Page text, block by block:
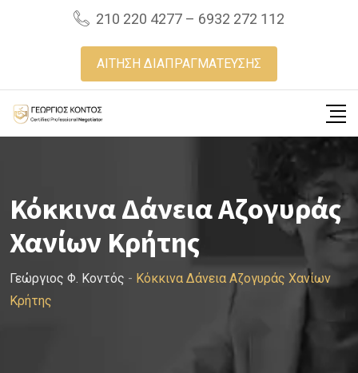
210 220 4277 – 6932 272 112
ΑΙΤΗΣΗ ΔΙΑΠΡΑΓΜΑΤΕΥΣΗΣ
Κόκκινα Δάνεια Αζογυράς
Χανίων Κρήτης
Γεώργιος Φ. Κοντός - Κόκκινα Δάνεια Αζογυράς Χανίων
Κρήτης